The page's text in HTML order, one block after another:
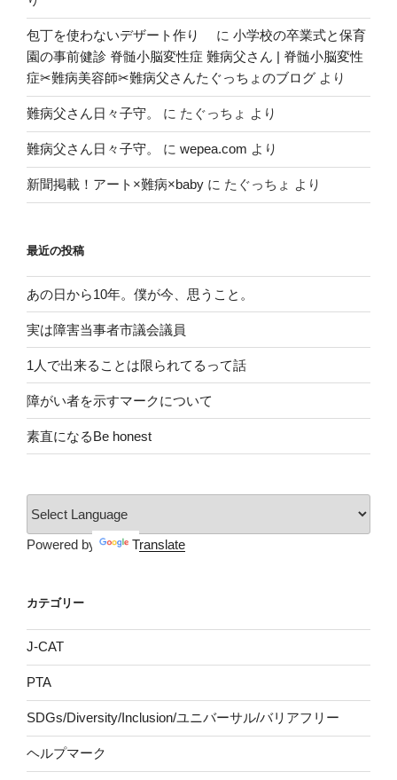
包丁を使わないデザート作り に 小学校の卒業式と保育
園の事前健診 脊髄小脳変性症 難病父さん | 脊髄小脳変性
症✂︎難病美容師✂︎難病父さんたぐっちょのブログ より
難病父さん日々子守。 に たぐっちょ より
難病父さん日々子守。 に wepea.com より
新聞掲載！アート×難病×baby に たぐっちょ より
最近の投稿
あの日から10年。僕が今、思うこと。
実は障害当事者市議会議員
1人で出来ることは限られてるって話
障がい者を示すマークについて
素直になるBe honest
Powered by Translate
カテゴリー
J-CAT
PTA
SDGs/Diversity/Inclusion/ユニバーサル/バリアフリー
ヘルプマーク